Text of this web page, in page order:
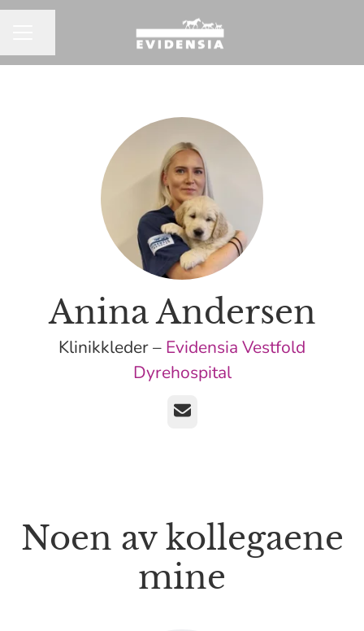
Anina Andersen
Klinikkleder – Evidensia Vestfold
Dyrehospital
E-post
Noen av kollegaene
mine